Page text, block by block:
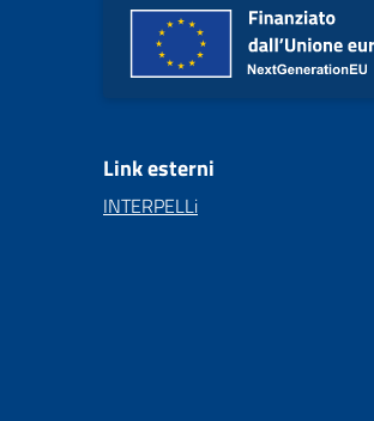
Link esterni
INTERPELLi